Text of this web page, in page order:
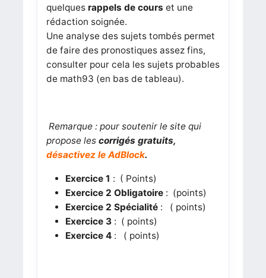
quelques rappels de cours et une
rédaction soignée.
Une analyse des sujets tombés permet
de faire des pronostiques assez fins,
consulter pour cela les sujets probables
de math93 (en bas de tableau).
Remarque : pour soutenir le site qui
propose les corrigés gratuits,
désactivez le AdBlock.
Exercice 1 : ( Points)
Exercice 2 Obligatoire: (points)
Exercice 2 Spécialité: ( points)
Exercice 3: ( points)
Exercice 4 : ( points)